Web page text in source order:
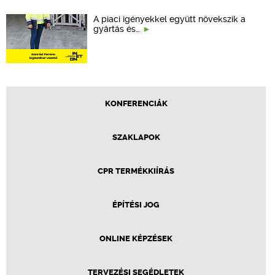
A piaci igényekkel együtt növekszik a
gyártás és…
KONFERENCIÁK
SZAKLAPOK
CPR TERMÉKKIÍRÁS
ÉPÍTÉSI JOG
ONLINE KÉPZÉSEK
TERVEZÉSI SEGÉDLETEK